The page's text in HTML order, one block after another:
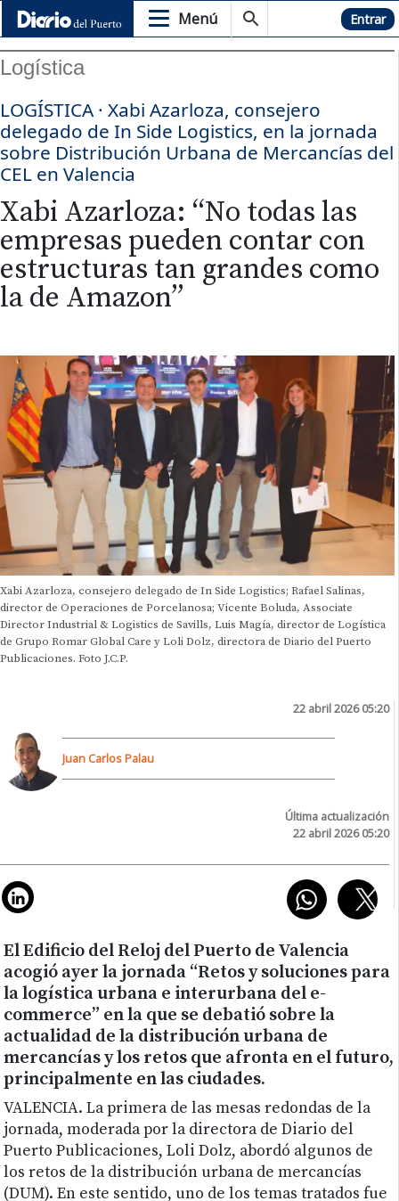
Menú Hemeroteca Entrar
Logística
LOGÍSTICA · Xabi Azarloza, consejero
delegado de In Side Logistics, en la jornada
sobre Distribución Urbana de Mercancías del
CEL en Valencia
Xabi Azarloza: “No todas las
empresas pueden contar con
estructuras tan grandes como
la de Amazon”
Xabi Azarloza, consejero delegado de In Side Logistics; Rafael Salinas,
director de Operaciones de Porcelanosa; Vicente Boluda, Associate
Director Industrial & Logistics de Savills, Luis Magía, director de Logística
de Grupo Romar Global Care y Loli Dolz, directora de Diario del Puerto
Publicaciones. Foto J.C.P.
22 abril 2026 05:20
Juan Carlos Palau
Última actualización
22 abril 2026 05:20
El Edificio del Reloj del Puerto de Valencia
acogió ayer la jornada “Retos y soluciones para
la logística urbana e interurbana del e-
commerce” en la que se debatió sobre la
actualidad de la distribución urbana de
mercancías y los retos que afronta en el futuro,
principalmente en las ciudades.
VALENCIA. La primera de las mesas redondas de la
jornada, moderada por la directora de Diario del
Puerto Publicaciones, Loli Dolz, abordó algunos de
los retos de la distribución urbana de mercancías
(DUM). En este sentido, uno de los temas tratados fue